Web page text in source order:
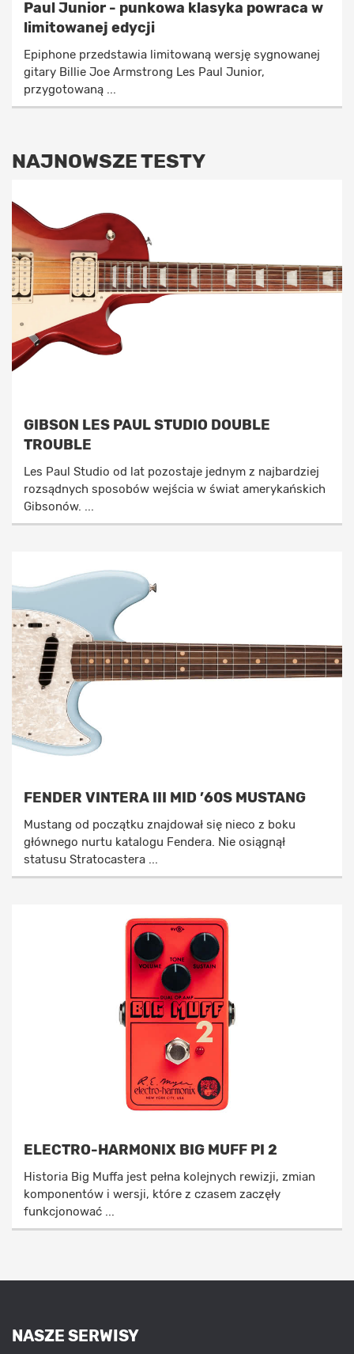
Paul Junior - punkowa klasyka powraca w
limitowanej edycji
Epiphone przedstawia limitowaną wersję sygnowanej
gitary Billie Joe Armstrong Les Paul Junior,
przygotowaną ...
NAJNOWSZE TESTY
GIBSON LES PAUL STUDIO DOUBLE
TROUBLE
Les Paul Studio od lat pozostaje jednym z najbardziej
rozsądnych sposobów wejścia w świat amerykańskich
Gibsonów. ...
FENDER VINTERA III MID ’60S MUSTANG
Mustang od początku znajdował się nieco z boku
głównego nurtu katalogu Fendera. Nie osiągnął
statusu Stratocastera ...
ELECTRO-HARMONIX BIG MUFF PI 2
Historia Big Muffa jest pełna kolejnych rewizji, zmian
komponentów i wersji, które z czasem zaczęły
funkcjonować ...
NASZE SERWISY